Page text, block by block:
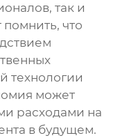
так и
что
технологии
может
расходами на
в будущем.